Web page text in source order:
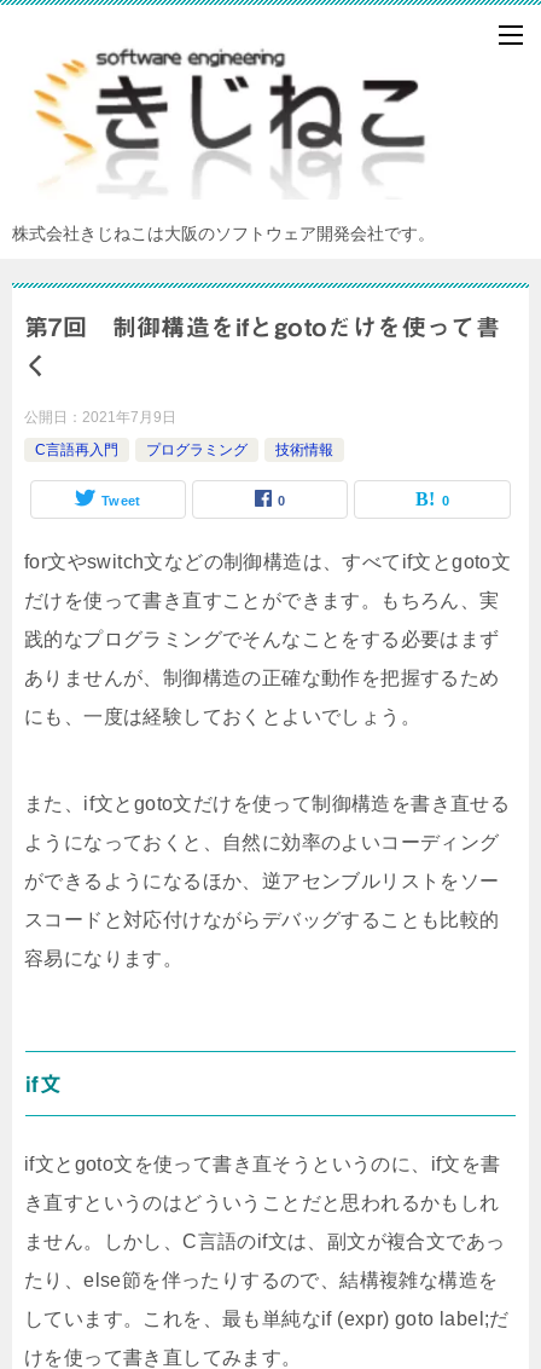
株式会社きじねこは大阪のソフトウェア開発会社です。
第7回 制御構造をifとgotoだけを使って書
く
公開日： 2021年7月9日
C言語再入門
プログラミング 技術情報
Tweet 0 0
for文やswitch文などの制御構造は、すべてif文とgoto文
だけを使って書き直すことができます。もちろん、実
践的なプログラミングでそんなことをする必要はまず
ありませんが、制御構造の正確な動作を把握するため
にも、一度は経験しておくとよいでしょう。
また、if文とgoto文だけを使って制御構造を書き直せる
ようになっておくと、自然に効率のよいコーディング
ができるようになるほか、逆アセンブルリストをソー
スコードと対応付けながらデバッグすることも比較的
容易になります。
if文
if文とgoto文を使って書き直そうというのに、if文を書
き直すというのはどういうことだと思われるかもしれ
ません。しかし、C言語のif文は、副文が複合文であっ
たり、else節を伴ったりするので、結構複雑な構造を
しています。これを、最も単純なif (expr) goto label;だ
けを使って書き直してみます。